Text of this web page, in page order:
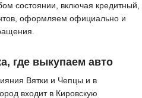
состоянии, включая кредитный,
оформляем официально и
где выкупаем авто
Вятки и Чепцы и в
входит в Кировскую